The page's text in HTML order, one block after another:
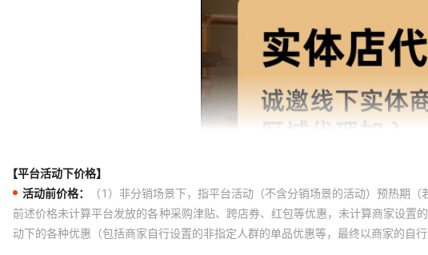
【平台活动下价格】
活动前价格：
（1）非分销场景下，指平台活动（不含分销场景的活动）预热期
前述价格未计算平台发放的各种采购津贴、跨店券、红包等优惠，未计算商家设
动下的各种优惠（包括商家自行设置的非指定人群的单品优惠等，最终以商家的自